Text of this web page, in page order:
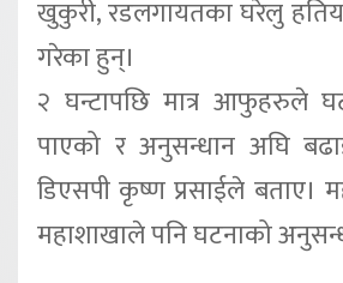
खुकुरी, रडलगायतका घरेलु
गरेका हुन्।
२ घन्टापछि मात्र आफुहरुले
पाएको र अनुसन्धान अघि
डिएसपी कृष्ण प्रसाईले बताए।
महाशाखाले पनि घटनाको